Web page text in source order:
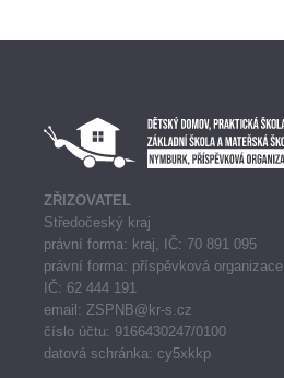
ZŘIZOVATEL
Středočeský kraj
právní forma: kraj, IČ: 70 891 095
právní forma: příspěvková organizace
IČ: 62 444 191
email: ZSPNB@kr-s.cz
číslo účtu: 9166430247/0100
datová schránka: cy5xkkp